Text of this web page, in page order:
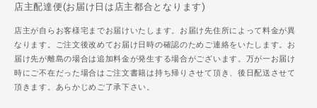
店主配達便(お届け日は店主都合となります)
店主が自らお客様宅までお届けいたします。お届け先住所によって料金が異
なります。ご注文後改めてお届け日時の確認のためご連絡をいたします。お
届け先が離島の場合は追加料金が発生する場合がございます。万が一お届け
時にご不在だった場合はご注文書籍は持ち帰りさせて頂き、後日配送させて
頂きます。あらかじめご了承下さい。